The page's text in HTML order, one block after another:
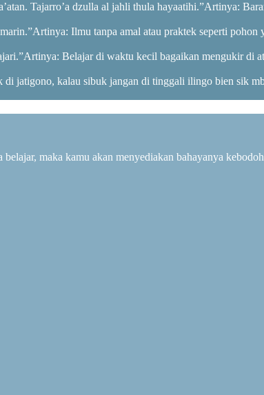
Tajarro’a dzulla al jahli thula hayaatihi.”Artinya:
Ilmu tanpa amal atau praktek seperti pohon
Belajar di waktu kecil bagaikan mengukir di
jatigono, kalau sibuk jangan di tinggali ilingo bien sik
belajar, maka kamu akan menyediakan bahayanya